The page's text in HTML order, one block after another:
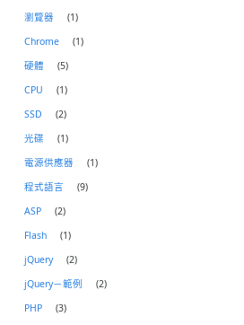
瀏覽器
(1)
Chrome
(1)
硬體
(5)
CPU
(1)
SSD
(2)
光碟
(1)
電源供應器
(1)
程式語言
(9)
ASP
(2)
Flash
(1)
jQuery
(2)
jQuery－範例
(2)
PHP
(3)